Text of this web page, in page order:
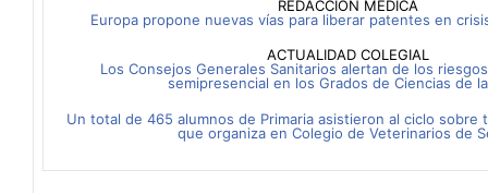
REDACCIÓN MÉDICA
Europa propone nuevas vías para liberar patentes en
ACTUALIDAD COLEGIAL
Los Consejos Generales Sanitarios alertan de los
semipresencial en los Grados de Ciencias de
Un total de 465 alumnos de Primaria asistieron al ciclo sobre
que organiza en Colegio de Veterinarios de